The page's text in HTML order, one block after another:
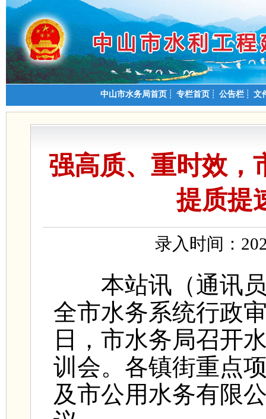
中山市水务局首页 ┊ 专栏首页 ┊ 公告栏 ┊ 文
强高质、重时效，
提质提
录入时间：
本站讯（通讯员
全市水务系统行政
日，市水务局召开
训会。各镇街重点
及市公用水务有限